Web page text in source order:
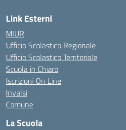
Link Esterni
MIUR
Ufficio Scolastico Regionale
Ufficio Scolastico Territoriale
Scuola in Chiaro
Iscrizioni On Line
Invalsi
Comune
La Scuola